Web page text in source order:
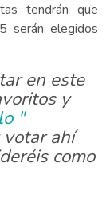
tendrán que
serán elegidos
en este
y
"
votar ahí
como